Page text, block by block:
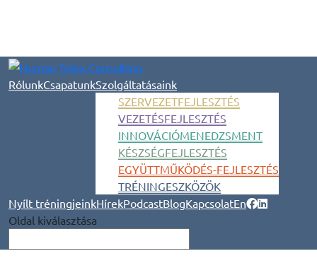
RólunkCsapatunkSzolgáltatásaink
SZERVEZETFEJLESZTÉS
VEZETÉSFEJLESZTÉS
INNOVÁCIÓMENEDZSMENT
KÉSZSÉGFEJLESZTÉS
EGYÜTTMŰKÖDÉS-FEJLESZTÉS
TRÉNINGESZKÖZÖK
Nyílt tréningjeinkHírekPodcastBlogKapcsolatEn
Oldal kiválasztása